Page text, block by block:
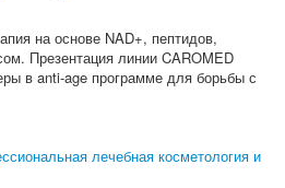
на основе NAD+, пептидов,
Презентация линии CAROMED
в anti-age программе для борьбы с
лечебная косметология и